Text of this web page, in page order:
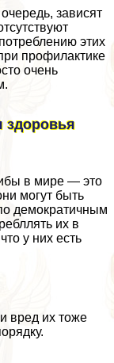
зависят
этих
профилактике
очень
здоровья
в мире — это
могут быть
демократичным
их в
у них есть
вред их тоже